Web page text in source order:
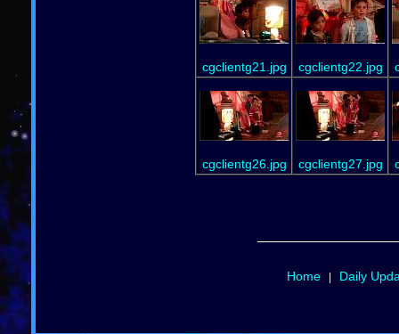
cgclientg21.jpg cgclientg22.jpg
cgclientg26.jpg cgclientg27.jpg
Home| Daily